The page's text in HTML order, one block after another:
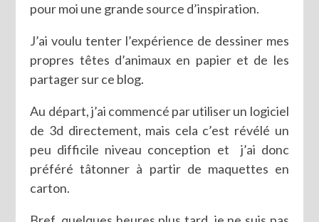
pour moi une grande source d’inspiration.
J’ai voulu tenter l’expérience de dessiner mes
propres têtes d’animaux en papier et de les
partager sur ce blog.
Au départ, j’ai commencé par utiliser un logiciel
de 3d directement, mais cela c’est révélé un
peu difficile niveau conception et j’ai donc
préféré tâtonner à partir de maquettes en
carton.